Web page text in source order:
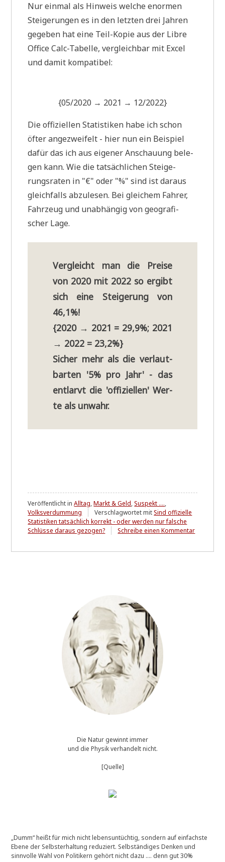
Nur ein­mal als Hin­weis wel­che enor­men
Stei­ge­run­gen es in den letz­ten drei Jah­ren
gege­ben hat eine Teil-Kopie aus der Lib­re
Office Calc-Tabel­le, ver­gleich­bar mit Excel
und damit kompatibel:
{05/2020 → 2021 → 12/2022}
Die offi­zi­el­len Sta­ti­sti­ken habe ich schon
öfter ange­zwei­felt - hier nun ein Bei­spiel
dafür das ich aus eige­ner Anschau­ung bele­
gen kann. Wie die tat­säch­li­chen Stei­ge­
rungs­ra­ten in "€" oder "%" sind ist dar­aus
gleich­falls abzu­le­sen. Bei glei­chem Fah­rer,
Fahr­zeug und unab­hän­gig von geo­gra­fi­
scher Lage.
Ver­gleicht man die Prei­se
von 2020 mit 2022 so ergibt
sich eine Stei­ge­rung von
46,1%!
{2020 → 2021 = 29,9%; 2021
→ 2022 = 23,2%}
Sicher mehr als die ver­laut­
bar­ten '5% pro Jahr' - das
ent­larvt die 'offi­zi­el­len' Wer­
te als unwahr.
Veröffentlicht inAlltag,Markt & Geld,Suspekt ....,
Volksverdummung
Verschlagwortet mitSind offizielle
Statistiken tatsächlich korrekt - oder werden nur falsche
Schlüsse daraus gezogen?
Schreibe einen Kommentarzu
Die Natur gewinnt immer
und die Physik verhandelt nicht.
[Quelle]
„Dumm“ heißt für mich nicht lebensuntüchtig, sondern auf einfachste
Ebene der Selbsterhaltung reduziert. Selbständiges Denken und
sinnvolle Wahl von Politikern gehört nicht dazu …. denn gut 30%